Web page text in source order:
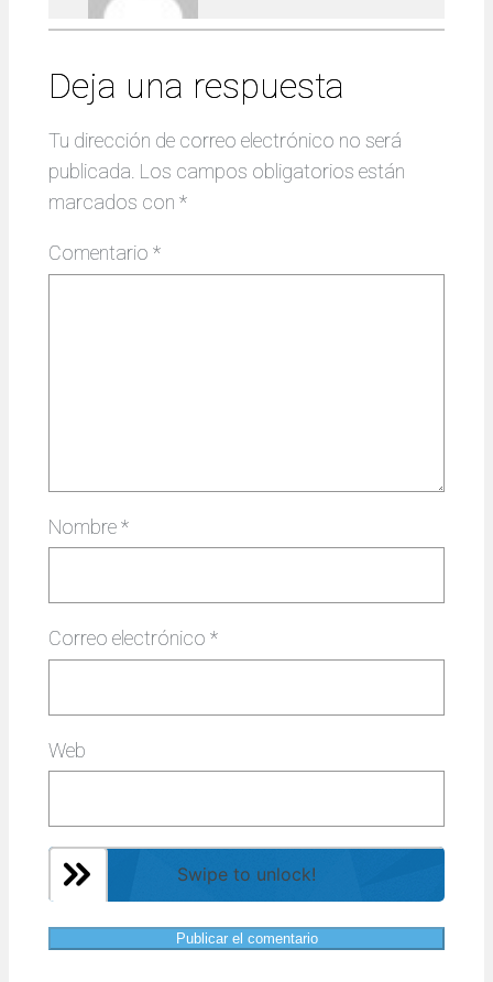
Deja una respuesta
Tu dirección de correo electrónico no será
publicada. Los campos obligatorios están
marcados con *
Comentario *
Nombre*
Correo electrónico *
Web
Swipe to unlock!